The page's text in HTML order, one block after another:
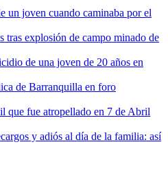
un joven cuando caminaba por el
tras explosión de campo minado de
de una joven de 20 años en
de Barranquilla en foro
que fue atropellado en 7 de Abril
y adiós al día de la familia: así